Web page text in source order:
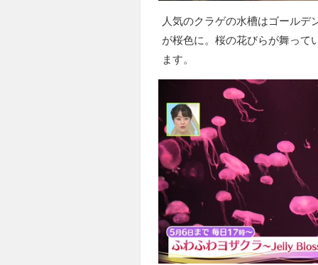
人気のクラゲの水槽はゴールデ
が桜色に。桜の花びらが舞って
ます。